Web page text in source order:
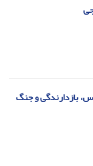
بازدارندگی و جنگ